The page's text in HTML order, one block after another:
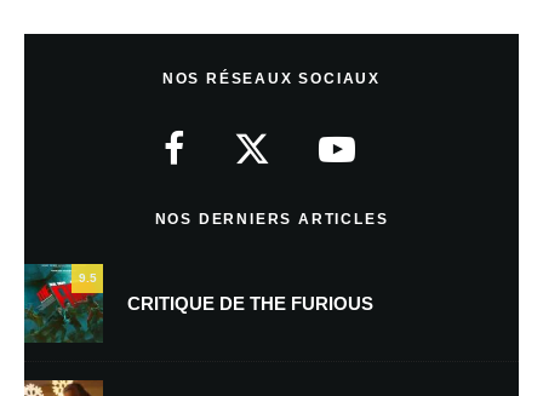
NOS RÉSEAUX SOCIAUX
NOS DERNIERS ARTICLES
9.5
CRITIQUE DE THE FURIOUS